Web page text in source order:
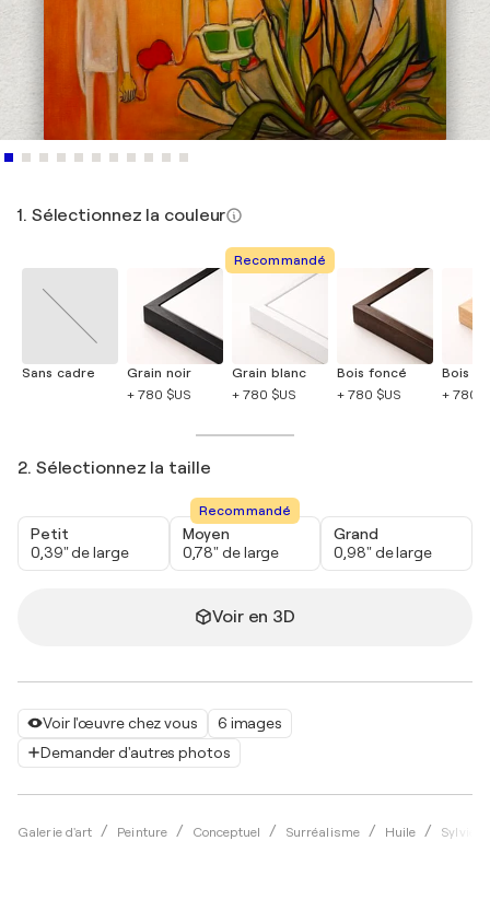
Voir l'œuvre chez vous
6 images
Demander d'autres photos
Galerie d'art Peinture Conceptuel Surréalisme Huile Sylvie
1. Sélectionnez la couleur
Sans cadre
Grain noir
+ 780 $US
Recommandé
Grain blanc
+ 780 $US
Bois foncé
+ 780 $US
Bois
+ 780
2. Sélectionnez la taille
Petit
0,39" de large
Recommandé
Moyen
0,78" de large
Grand
0,98" de large
Voir en 3D